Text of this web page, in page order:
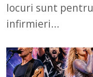
locuri sunt pentru
infirmieri…